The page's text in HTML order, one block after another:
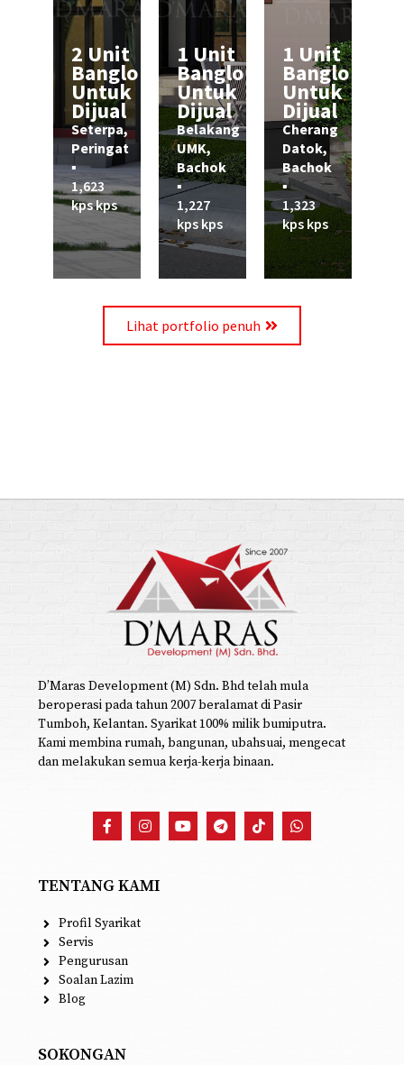
2 Unit
Banglo
Untuk
Dijual
Seterpa,
Peringat
▪︎
1,623
kps kps
1 Unit
Banglo
Untuk
Dijual
Belakang
UMK,
Bachok
▪︎
1,227
kps kps
1 Unit
Banglo
Untuk
Dijual
Cherang
Datok,
Bachok
▪︎
1,323
kps kps
Lihat portfolio penuh
D’Maras Development (M) Sdn. Bhd telah mula
beroperasi pada tahun 2007 beralamat di Pasir
Tumboh, Kelantan. Syarikat 100% milik bumiputra.
Kami membina rumah, bangunan, ubahsuai, mengecat
dan melakukan semua kerja-kerja binaan.
TENTANG KAMI
Profil Syarikat
Servis
Pengurusan
Soalan Lazim
Blog
SOKONGAN